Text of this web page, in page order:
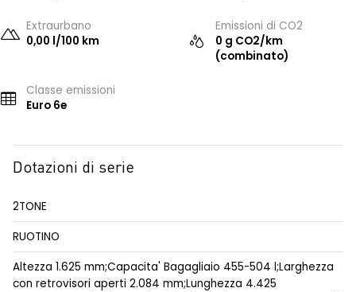
Extraurbano
0,00 l/100 km
Emissioni di CO2
0 g CO2/km
(combinato)
Classe emissioni
Euro 6e
Dotazioni di serie
2TONE
RUOTINO
Altezza 1.625 mm;Capacita' Bagagliaio 455-504 l;Larghezza
con retrovisori aperti 2.084 mm;Lunghezza 4.425